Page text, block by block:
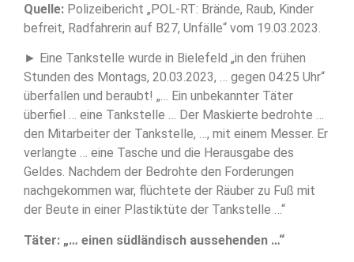
Quelle: Polizeibericht „POL-RT: Brände, Raub, Kinder
befreit, Radfahrerin auf B27, Unfälle“ vom 19.03.2023.
► Eine Tankstelle wurde in Bielefeld „in den frühen
Stunden des Montags, 20.03.2023, … gegen 04:25 Uhr“
überfallen und beraubt! „… Ein unbekannter Täter
überfiel … eine Tankstelle … Der Maskierte bedrohte …
den Mitarbeiter der Tankstelle, …, mit einem Messer. Er
verlangte … eine Tasche und die Herausgabe des
Geldes. Nachdem der Bedrohte den Forderungen
nachgekommen war, flüchtete der Räuber zu Fuß mit
der Beute in einer Plastiktüte der Tankstelle …“
Täter: „… einen südländisch aussehenden …“